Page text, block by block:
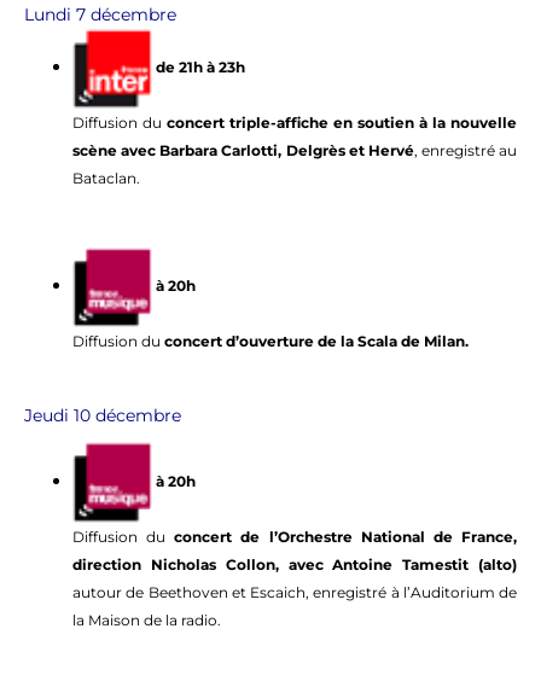
Lundi 7 décembre
de 21h à 23h
Diffusion du concert triple-affiche en soutien à la nouvelle
scène avec Barbara Carlotti, Delgrès et Hervé, enregistré au
Bataclan.
à 20h
Diffusion du concert d’ouverture de la Scala de Milan.
Jeudi 10 décembre
à 20h
Diffusion duconcert de l’Orchestre National de France,
direction Nicholas Collon, avec Antoine Tamestit (alto)
autour de Beethoven et Escaich, enregistré à l’Auditorium de
la Maison de la radio.